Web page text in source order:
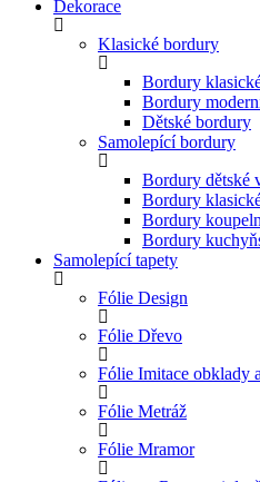
Dekorace
Klasické bordury
Bordury
Bordury
Dětské bordury
Samolepící bordury
Bordury dětské
Bordury
Bordury
Bordury
Samolepící tapety
Fólie Design
Fólie Dřevo
Fólie Imitace obklady
Fólie Metráž
Fólie Mramor